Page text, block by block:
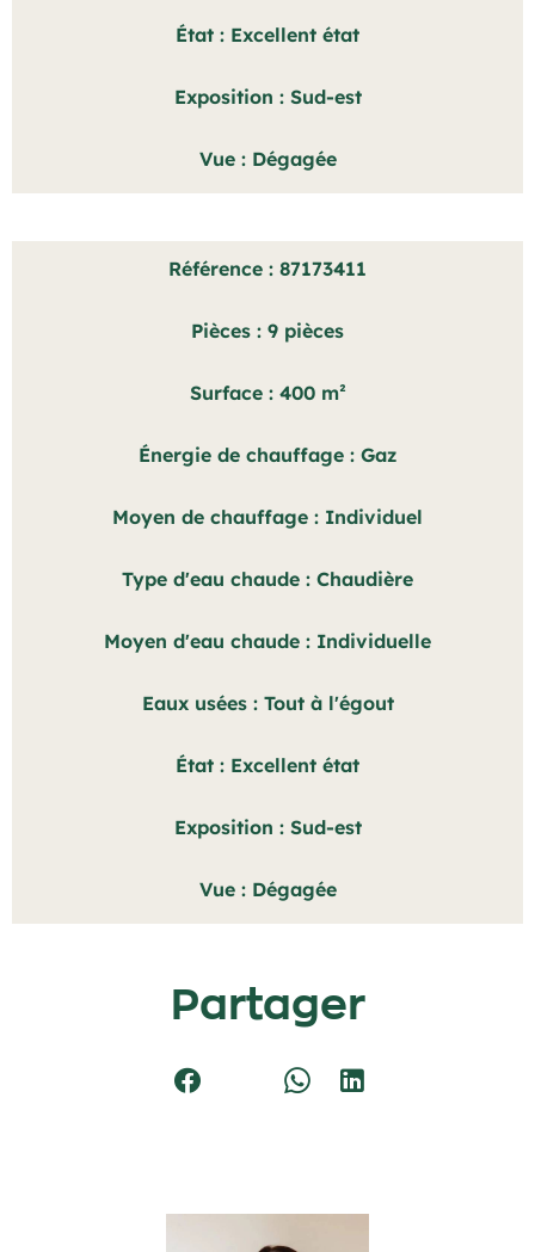
État Excellent état
Exposition Sud-est
Vue Dégagée
Référence 87173411
Pièces 9 pièces
Surface 400 m²
Énergie de chauffage Gaz
Moyen de chauffage Individuel
Type d'eau chaude Chaudière
Moyen d'eau chaude Individuelle
Eaux usées Tout à l'égout
État Excellent état
Exposition Sud-est
Vue Dégagée
Partager